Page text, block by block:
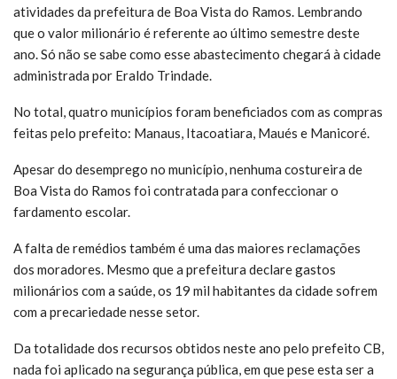
atividades da prefeitura de Boa Vista do Ramos. Lembrando
que o valor milionário é referente ao último semestre deste
ano. Só não se sabe como esse abastecimento chegará à cidade
administrada por Eraldo Trindade.
No total, quatro municípios foram beneficiados com as compras
feitas pelo prefeito: Manaus, Itacoatiara, Maués e Manicoré.
Apesar do desemprego no município, nenhuma costureira de
Boa Vista do Ramos foi contratada para confeccionar o
fardamento escolar.
A falta de remédios também é uma das maiores reclamações
dos moradores. Mesmo que a prefeitura declare gastos
milionários com a saúde, os 19 mil habitantes da cidade sofrem
com a precariedade nesse setor.
Da totalidade dos recursos obtidos neste ano pelo prefeito CB,
nada foi aplicado na segurança pública, em que pese esta ser a